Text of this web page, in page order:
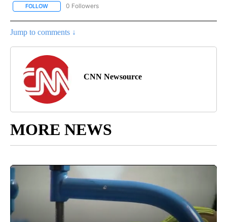
FOLLOW FOLLOW "CNN - SPANISH" TO RECEIVE NOTIFICATIONS ABOUT
0 Followers
Jump to comments ↓
CNN Newsource
MORE NEWS